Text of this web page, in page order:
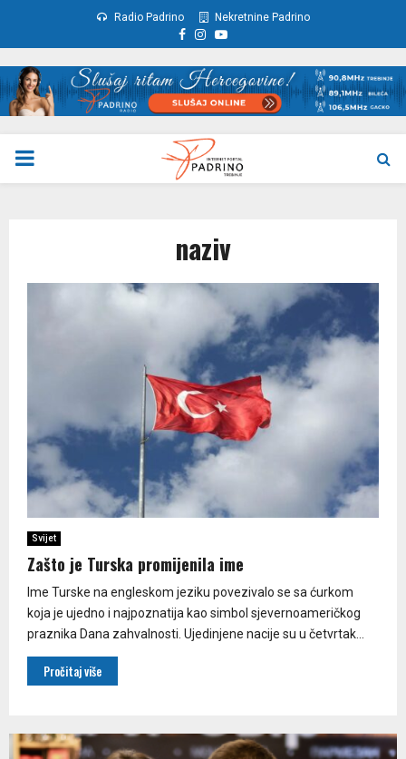
Radio Padrino Nekretnine Padrino
Facebook
Instagram
Youtube
PRIMARY
naziv
Svijet
Zašto je Turska promijenila ime
​Ime Turske na engleskom jeziku povezivalo se sa ćurkom
koja je ujedno i najpoznatija kao simbol sjevernoameričkog
praznika Dana zahvalnosti. Ujedinjene nacije su u četvrtak...
Pročitaj više